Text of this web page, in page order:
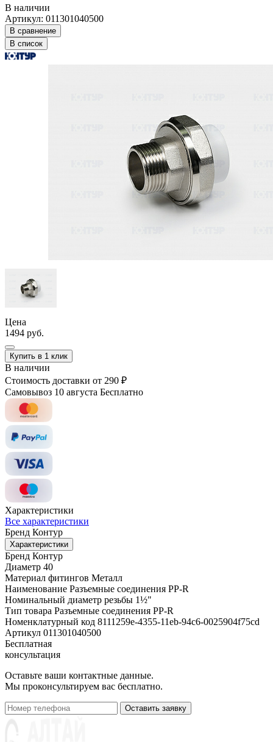
В наличии
Артикул: 011301040500
В сравнение
В список
Цена
1494 руб.
Купить в 1 клик
В наличии
Стоимость доставки от 290 ₽
Самовывоз 10 августа Бесплатно
Характеристики
Все характеристики
Бренд Контур
Характеристики
Бренд Контур
Диаметр 40
Материал фитингов Металл
Наименование Разъемные соединения PP-R
Номинальный диаметр резьбы 1½"
Тип товара Разъемные соединения PP-R
Номенклатурный код 8111259e-4355-11eb-94c6-0025904f75cd
Артикул 011301040500
Бесплатная
консультация
Оставьте ваши контактные данные.
Мы проконсультируем вас бесплатно.
Оставить заявку